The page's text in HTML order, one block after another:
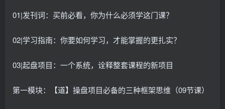
01|发刊词：买前必看，你为什么必须学这门课？
02|学习指南：你要如何学习，才能掌握的更扎实？
03|起盘项目：一个系统，诠释整套课程的新项目
第一模块：【道】操盘项目必备的三种框架思维（09节课）